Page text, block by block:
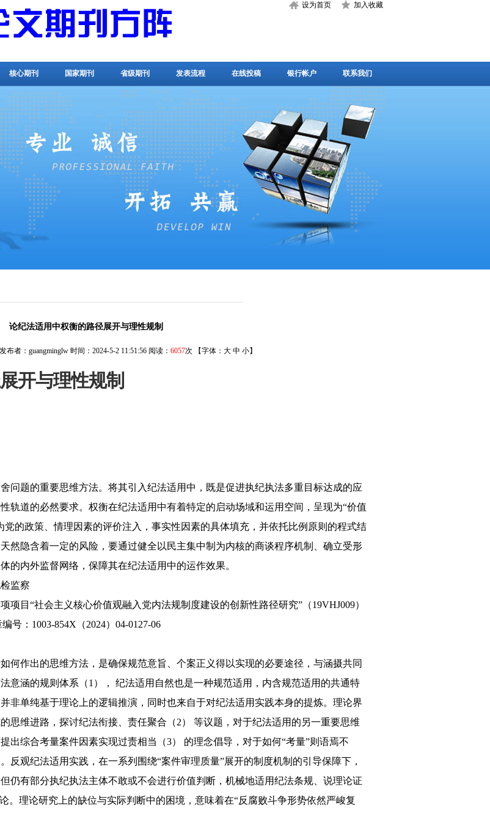
设为首页 加入收藏
核心期刊 国家期刊 省级期刊 发表流程 在线投稿 银行帐户 联系我们
论纪法适用中权衡的路径展开与理性规制
发布者：guangminglw 时间：2024-5-2 11:51:56 阅读： 6057次 【字体： 大 中 小】
开与理性规制
问题的重要思维方法。将其引入纪法适用中，既是促进执纪执法多重目标达成的应
轨道的必然要求。权衡在纪法适用中有着特定的启动场域和运用空间，呈现为“价值
的政策、情理因素的评价注入，事实性因素的具体填充，并依托比例原则的程式结
然隐含着一定的风险，要通过健全以民主集中制为内核的商谈程序机制、确立受形
的内外监督网络，保障其在纪法适用中的运作效果。
监察
项目“社会主义核心价值观融入党内法规制度建设的创新性路径研究”（19VHJ009）
号：1003-854X（2024）04-0127-06
何作出的思维方法，是确保规范意旨、个案正义得以实现的必要途径，与涵摄共同
意涵的规则体系（1）， 纪法适用自然也是一种规范适用，内含规范适用的共通特
非单纯基于理论上的逻辑推演，同时也来自于对纪法适用实践本身的提炼。理论界
思维进路，探讨纪法衔接、责任聚合（2） 等议题，对于纪法适用的另一重要思维
出综合考量案件因素实现过责相当（3） 的理念倡导，对于如何“考量”则语焉不
反观纪法适用实践，在一系列围绕“案件审理质量”展开的制度机制的引导保障下，
仍有部分执纪执法主体不敢或不会进行价值判断，机械地适用纪法条规、说理论证
。理论研究上的缺位与实际判断中的困境，意味着在“反腐败斗争形势依然严峻复